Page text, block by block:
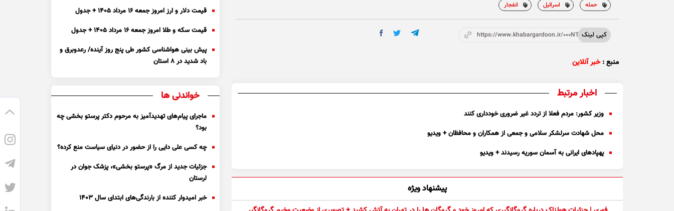
حمله اسرائیل انفجار
کپی لینکhttps://www.khabargardoon.ir/000NTs
منبع : خبر آنلاین
اخبار مرتبط
وزیر کشور: مردم فعلا از تردد غیر ضروری خودداری کنند
محل شهادت سرلشکر سلامی و جمعی از همکاران و محافظان + ویدیو
پهپاد‌های ایرانی به آسمان سوریه رسیدند + ویدیو
پیشنهاد ویژه
قیمت دلار و ارز امروز جمعه ۱۶ مرداد ۱۴۰۵ + جدول
قیمت سکه و طلا امروز جمعه ۱۶ مرداد ۱۴۰۵ + جدول
پیش بینی هواشناسی کشور طی پنج روز آینده/ رعدوبرق و
باد شدید در ۸ استان
خواندنی ها
ماجرای پیام‌های تهدیدآمیز به مرحوم دکتر پرستو بخشی چه
بود؟
چه کسی علی دایی را از حضور در دنیای سیاست منع کرده؟
جزئیات جدید از مرگ «پرستو بخشی»، پزشک جوان در
لرستان
خبر امیدوار کننده از بارندگی‌های ابتدای سال ۱۴۰۳